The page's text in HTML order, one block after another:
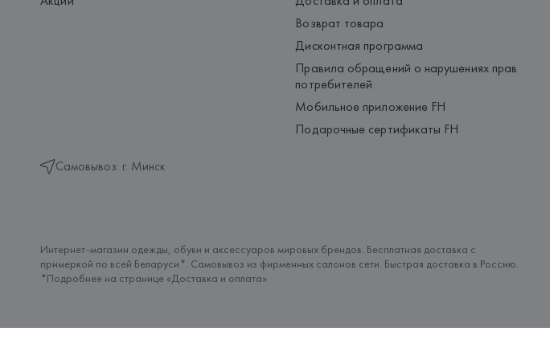
Самовывоз: г. Минск
Возврат товара
Дисконтная программа
Правила обращений о нарушениях прав
потребителей
Мобильное приложение FH
Подарочные сертификаты FH
Интернет-магазин одежды, обуви и аксессуаров мировых брендов. Бесплатная доставка с
примеркой по всей Беларуси*. Самовывоз из фирменных салонов сети. Быстрая доставка в Россию.
*Подробнее на странице «Доставка и оплата»